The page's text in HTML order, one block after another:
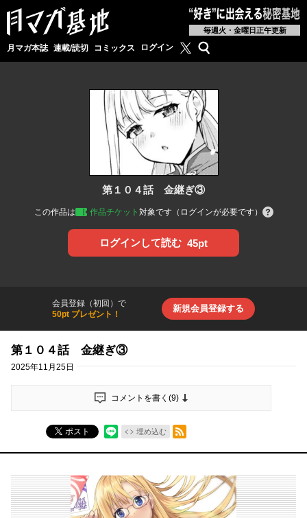
毎週火・金曜日正午更新
月マガ本誌 連載/読切 コミックス ログイン 月マガ基地公式X
検索
第１０４話 金継ぎ③
この作品は 作品チケット 対象です（ログインが必要です）
ログインして読む 45pt
会員登録（初回）で
50pt プレゼント！
新規会員登録する
第１０４話 金継ぎ③
2025年11月25日
コメントを書く(9)
ポスト 埋め込む
RSSフィード